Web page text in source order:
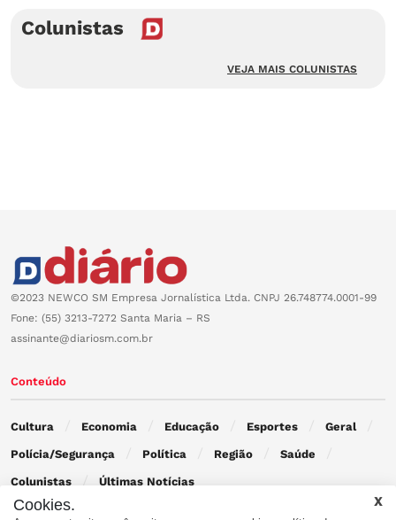
Colunistas
VEJA MAIS COLUNISTAS
©2023 NEWCO SM Empresa Jornalística Ltda. CNPJ 26.748774.0001-99
Fone: (55) 3213-7272 Santa Maria – RS
assinante@diariosm.com.br
Conteúdo
Cultura Economia Educação Esportes Geral
Polícia/Segurança Política Região Saúde
Colunistas Últimas Notícias
Cookies.